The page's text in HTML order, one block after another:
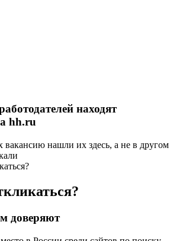
находят
hh.ru
вакансию нашли их здесь, а не в другом
доверяют